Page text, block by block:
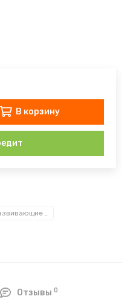
В корзину
Детские развивающие игрушки
Отзывы0